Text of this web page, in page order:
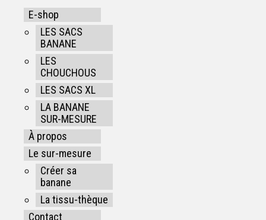
E-shop
LES SACS
BANANE
LES
CHOUCHOUS
LES SACS XL
LA BANANE
SUR-MESURE
À propos
Le sur-mesure
Créer sa
banane
La tissu-thèque
Contact